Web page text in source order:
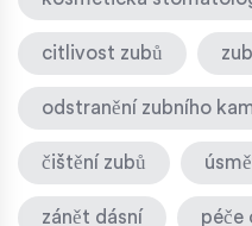
citlivost zubů
odstranění zubního
čištění zubů
zánět dásní péče